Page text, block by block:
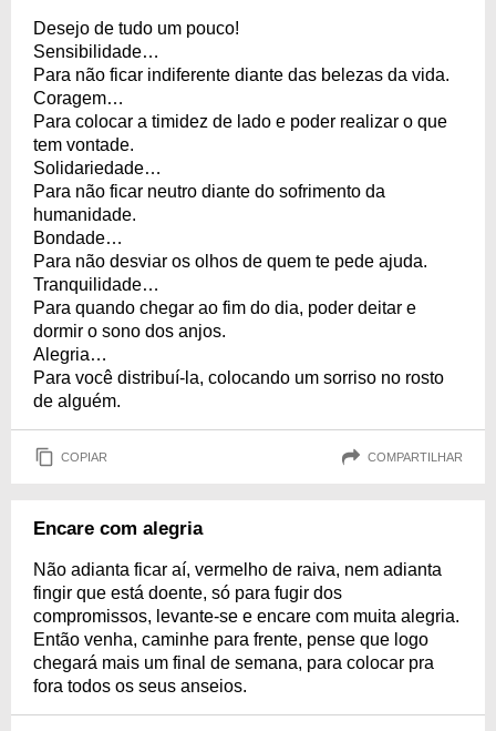
Desejo de tudo um pouco!
Sensibilidade…
Para não ficar indiferente diante das belezas da vida.
Coragem…
Para colocar a timidez de lado e poder realizar o que
tem vontade.
Solidariedade…
Para não ficar neutro diante do sofrimento da
humanidade.
Bondade…
Para não desviar os olhos de quem te pede ajuda.
Tranquilidade…
Para quando chegar ao fim do dia, poder deitar e
dormir o sono dos anjos.
Alegria…
Para você distribuí-la, colocando um sorriso no rosto
de alguém.
COPIAR COMPARTILHAR
Encare com alegria
Não adianta ficar aí, vermelho de raiva, nem adianta
fingir que está doente, só para fugir dos
compromissos, levante-se e encare com muita alegria.
Então venha, caminhe para frente, pense que logo
chegará mais um final de semana, para colocar pra
fora todos os seus anseios.